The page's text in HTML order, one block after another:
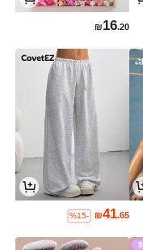
₪16.20
₪41.65
%15-